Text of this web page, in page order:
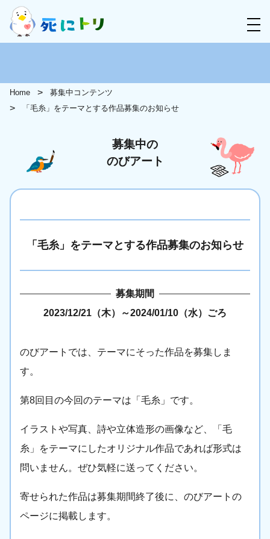
Home
募集中コンテンツ
「毛糸」をテーマとする作品募集のお知らせ
募集中の
のびアート
「毛糸」をテーマとする作品募集のお知らせ
募集期間
2023/12/21（木）
～2024/01/10（水）ごろ
のびアートでは、テーマにそった作品を募集しま
す。
第8回目の今回のテーマは「毛糸」です。
イラストや写真、詩や立体造形の画像など、「毛
糸」をテーマにしたオリジナル作品であれば形式は
問いません。ぜひ気軽に送ってください。
寄せられた作品は募集期間終了後に、のびアートの
ページに掲載します。